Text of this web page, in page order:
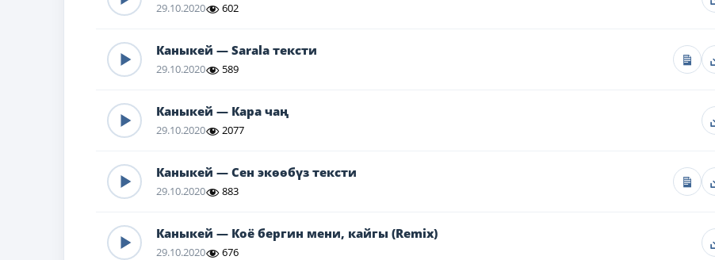
29.10.2020 602
Каныкей — Sarala тексти
29.10.2020 589
Каныкей — Кара чаң
29.10.2020 2077
Каныкей — Сен экөөбүз тексти
29.10.2020 883
Каныкей — Коё бергин мени, кайгы (Remix)
29.10.2020 676